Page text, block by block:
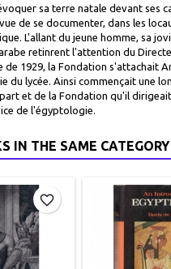
sa terre natale devant ses
de se documenter, dans les
L'allant du jeune homme, sa
retinrent l'attention du
de 1929, la Fondation s'attachait
du lycée. Ainsi commençait une
et de la Fondation qu'il
de l'égyptologie.
IN THE SAME
favorite_border